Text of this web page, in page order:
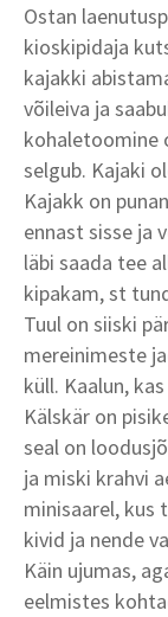
Ostan
kioskipidaja
kajakki
võileiva ja
kohaletoomine
selgub. Kajaki
Kajakk on
ennast sisse ja
läbi saada tee
kipakam, st
Tuul on siiski
mereinimeste
küll. Kaalun,
Kälskär on
seal on
ja miski krahvi
minisaarel, kus
kivid ja nende
Käin ujumas,
eelmistes